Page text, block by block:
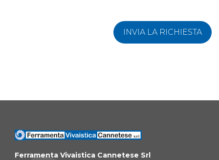
INVIA LA RICHIESTA
Ferramenta Vivaistica Cannetese Srl